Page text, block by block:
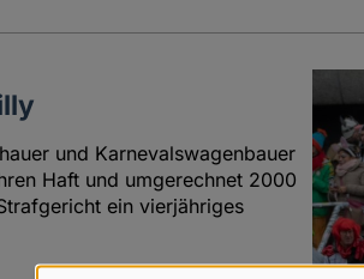
und Karnevalswagenbauer
Haft und umgerechnet 2000
ein vierjähriges